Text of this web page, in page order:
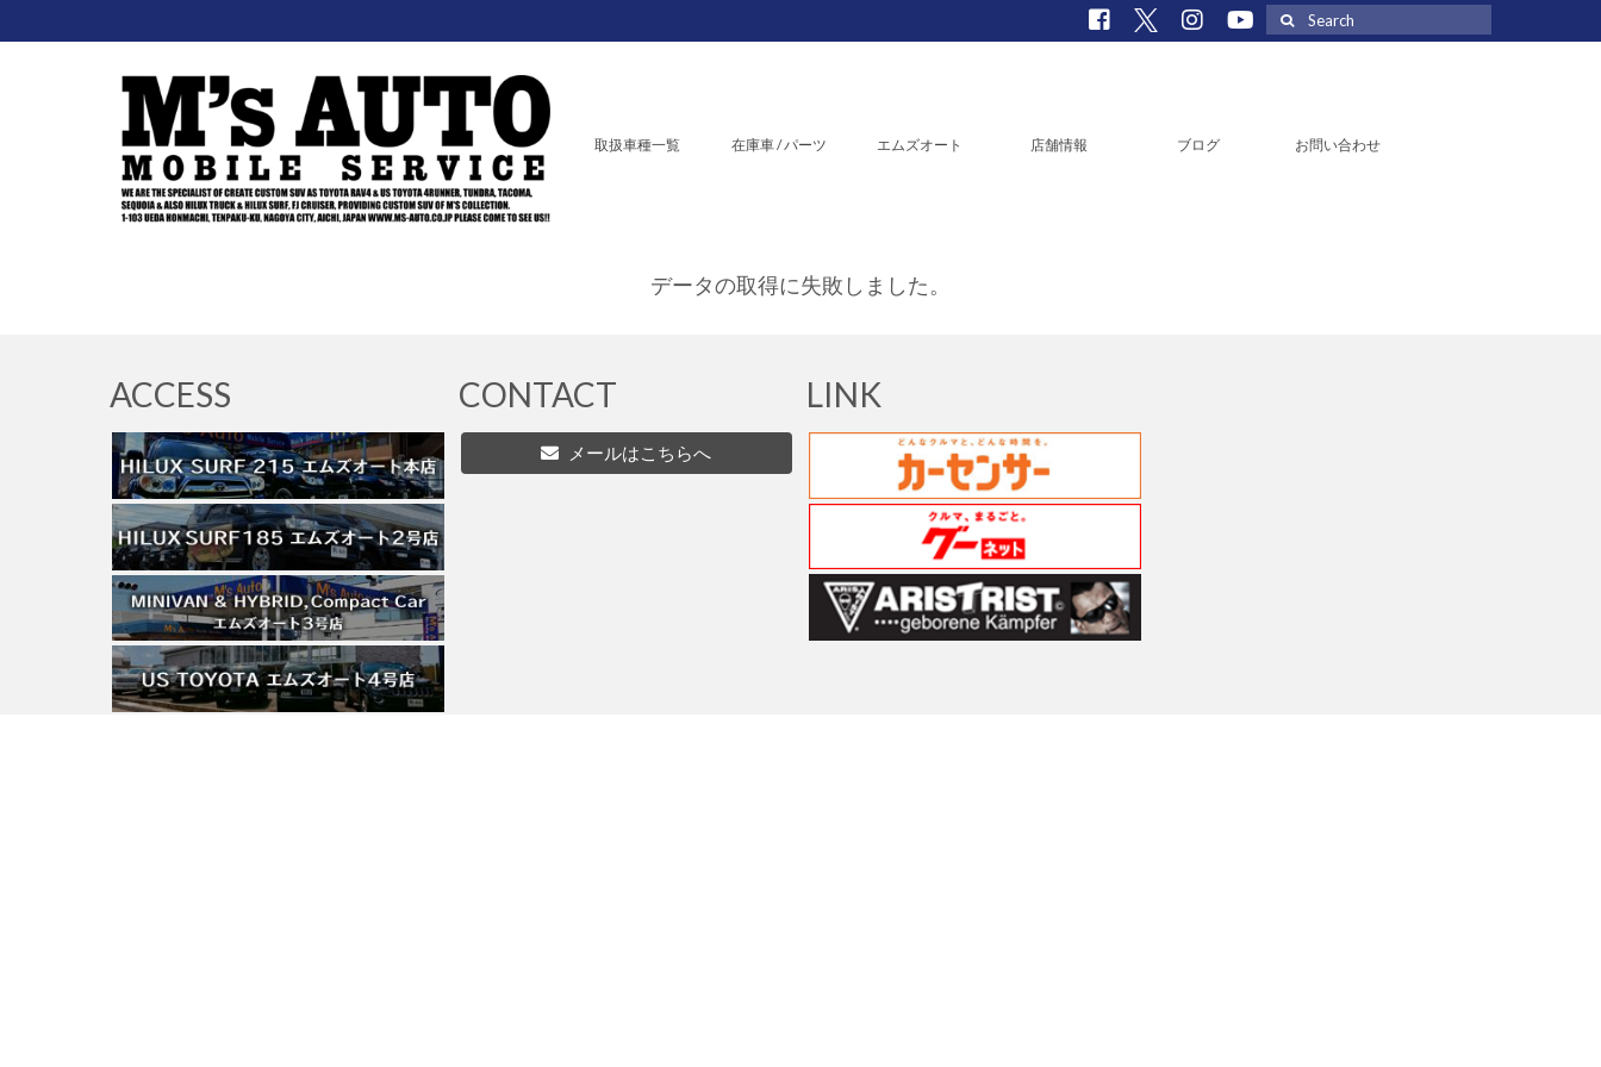
Search
for:
取扱車種一覧 在庫車 / パーツ エムズオート 店舗情報 ブログ お問い合わせ
データの取得に失敗しました。
ACCESS CONTACT
メールはこちらへ
LINK